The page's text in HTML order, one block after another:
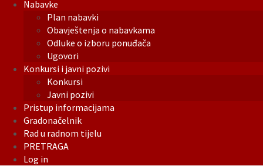
Nabavke
Plan nabavki
Obavještenja o nabavkama
Odluke o izboru ponuđača
Ugovori
Konkursi i javni pozivi
Konkursi
Javni pozivi
Pristup informacijama
Gradonačelnik
Rad u radnom tijelu
PRETRAGA
Log in